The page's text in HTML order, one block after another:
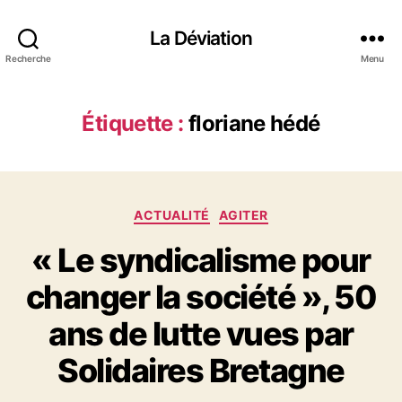
Recherche
La Déviation
Menu
Étiquette : floriane hédé
C
t
é
g
o
r
i
e
ACTUALITÉ AGITER
« Le syndicalisme pour
changer la société », 50
ans de lutte vues par
Solidaires Bretagne